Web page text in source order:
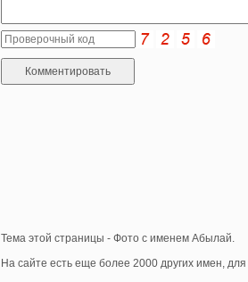
Тема этой страницы - Фото с именем Абылай.
На сайте есть еще более 2000 других имен,